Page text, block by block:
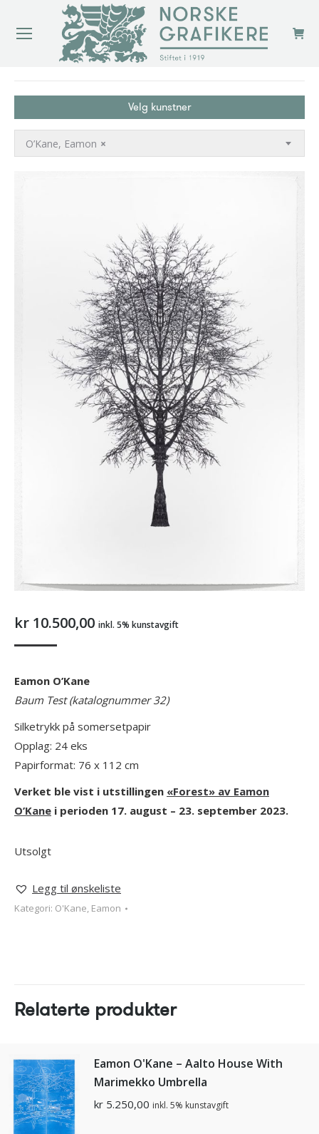
Velg kunstner
×
O’Kane, Eamon
kr 10.500,00 inkl. 5% kunstavgift
Eamon O’Kane
Baum Test (katalognummer 32)
Silketrykk på somersetpapir
Opplag: 24 eks
Papirformat: 76 x 112 cm
Verket ble vist i utstillingen «Forest» av Eamon
O’Kane i perioden 17. august – 23. september 2023.
Utsolgt
Legg til ønskeliste
Kategori: O'Kane, Eamon
Relaterte produkter
Eamon O'Kane – Aalto House With
Marimekko Umbrella
kr 5.250,00 inkl. 5% kunstavgift